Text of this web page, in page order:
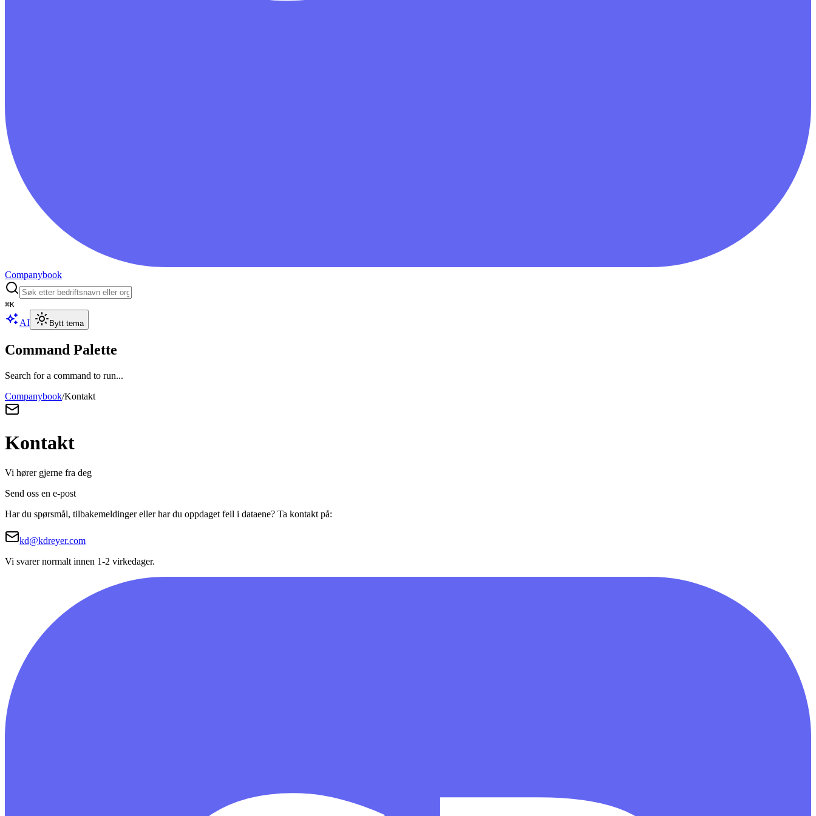
Companybook
⌘K
AI Bytt tema
Command Palette
Search for a command to run...
Companybook/Kontakt
Kontakt
Vi hører gjerne fra deg
Send oss en e-post
Har du spørsmål, tilbakemeldinger eller har du oppdaget feil i dataene? Ta kontakt på:
kd@kdreyer.com
Vi svarer normalt innen 1-2 virkedager.